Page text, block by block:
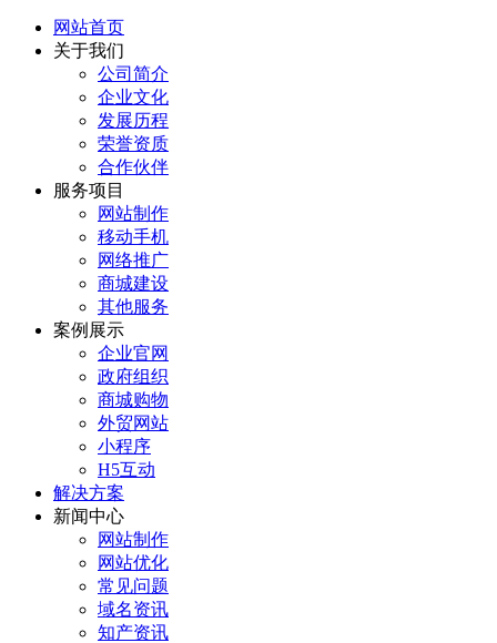
网站首页
关于我们
公司简介
企业文化
发展历程
荣誉资质
合作伙伴
服务项目
网站制作
移动手机
网络推广
商城建设
其他服务
案例展示
企业官网
政府组织
商城购物
外贸网站
小程序
H5互动
解决方案
新闻中心
网站制作
网站优化
常见问题
域名资讯
知产资讯